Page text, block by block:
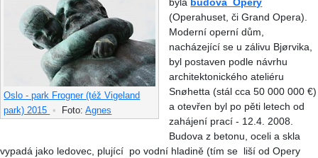
Oslo - park Frogner (též Vigeland
park) 2015 • Foto:Agnes
(Operahuset, či Grand Opera).
Moderní operní dům,
nacházející se u zálivu Bjørvika,
byl postaven podle návrhu
architektonického ateliéru
Snøhetta (stál cca 50 000 000 €)
a otevřen byl po pěti letech od
zahájení prací - 12.4. 2008.
Budova z betonu, oceli a skla
vypadá jako ledovec, plující po vodní hladině (tím se liší od Opery